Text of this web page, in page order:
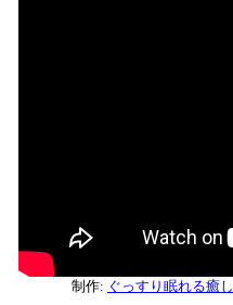
制作: ぐっすり眠れる癒